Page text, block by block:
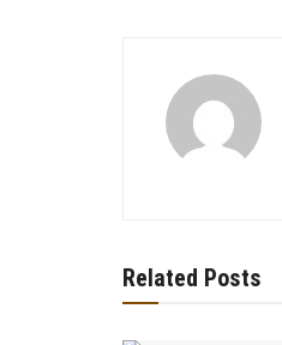
Related Posts